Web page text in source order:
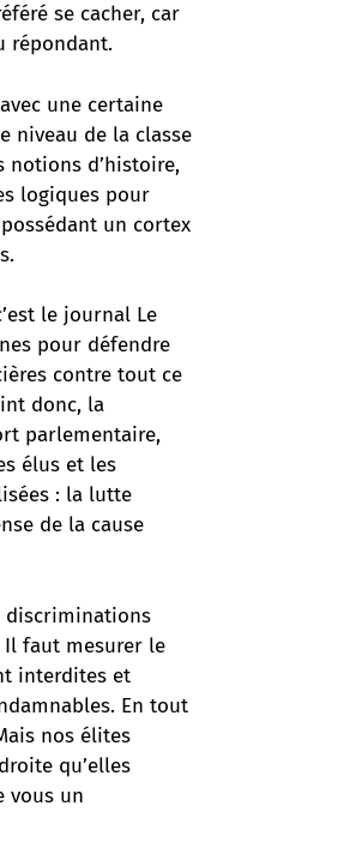
se cacher, car
répondant.
une certaine
niveau de la classe
notions d’histoire,
logiques pour
un cortex
le journal Le
pour défendre
contre tout ce
donc, la
parlementaire,
élus et les
: la lutte
de la cause
discriminations
Il faut mesurer le
interdites et
En tout
nos élites
qu’elles
vous un